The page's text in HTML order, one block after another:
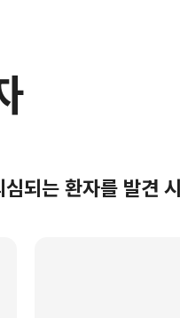
되는 환자를 발견